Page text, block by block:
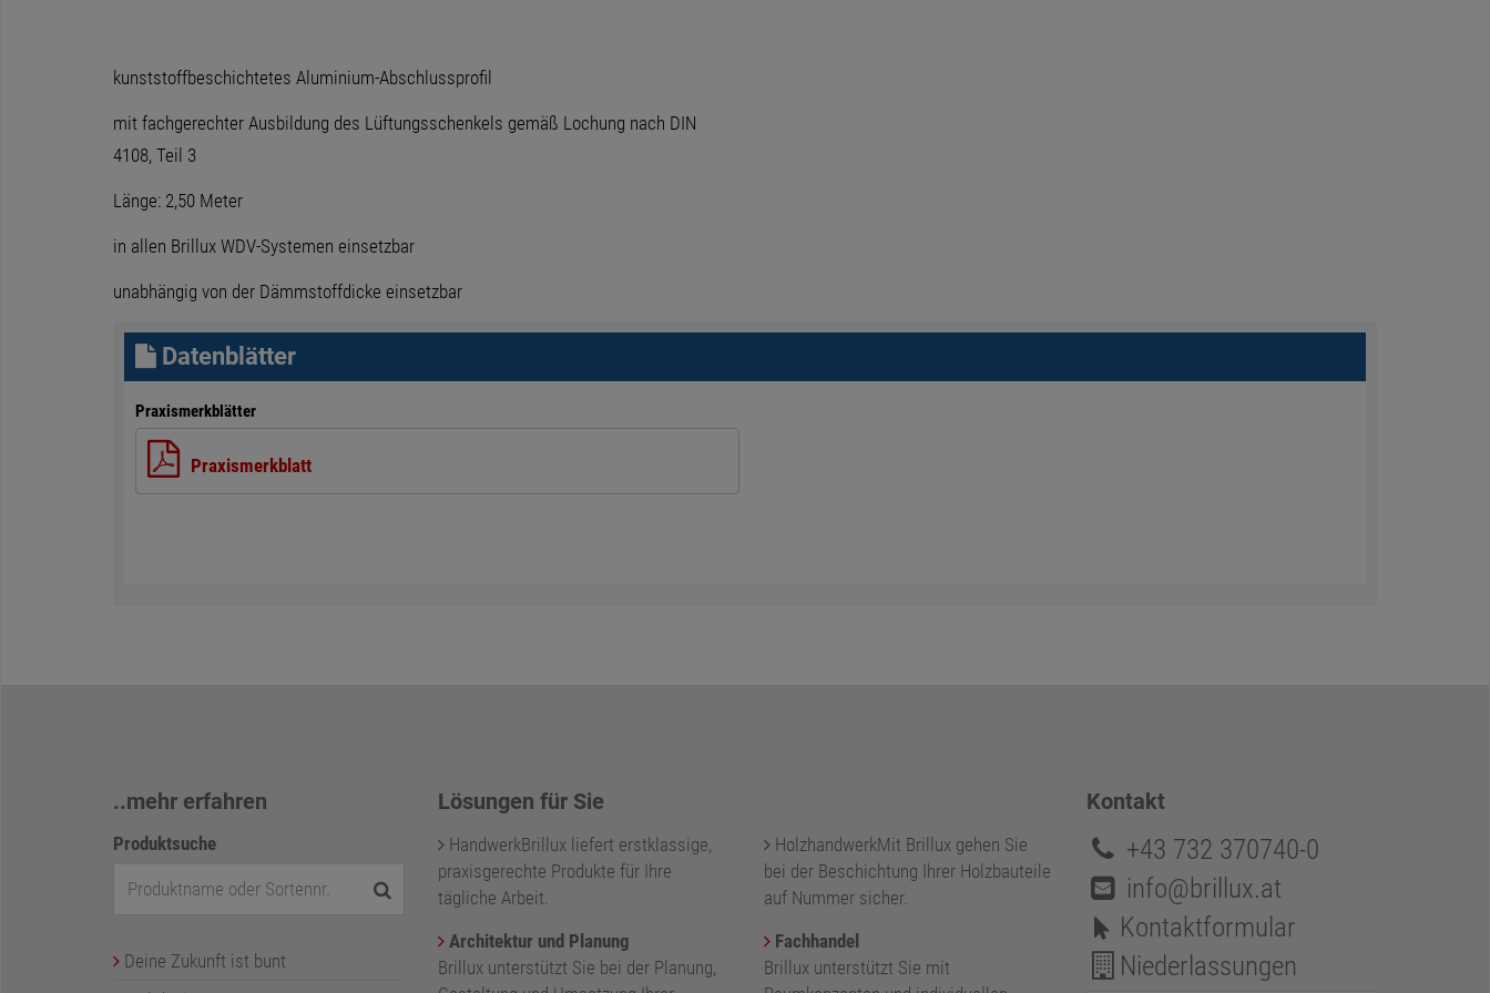
kunststoffbeschichtetes Aluminium-Abschlussprofil
mit fachgerechter Ausbildung des Lüftungsschenkels gemäß Lochung nach DIN
4108, Teil 3
Länge: 2,50 Meter
in allen Brillux WDV-Systemen einsetzbar
unabhängig von der Dämmstoffdicke einsetzbar
Datenblätter
Praxismerkblätter
Praxismerkblatt
..mehr erfahren
Produktsuche
Deine Zukunft ist bunt
Lösungen für Sie
HandwerkBrillux liefert erstklassige,
praxisgerechte Produkte für Ihre
tägliche Arbeit.
Architektur und Planung
Brillux unterstützt Sie bei der Planung,
HolzhandwerkMit Brillux gehen Sie
bei der Beschichtung Ihrer Holzbauteile
auf Nummer sicher.
Fachhandel
Brillux unterstützt Sie mit
Kontakt
+43 732 370740-0
info@brillux.at
Kontaktformular
Niederlassungen